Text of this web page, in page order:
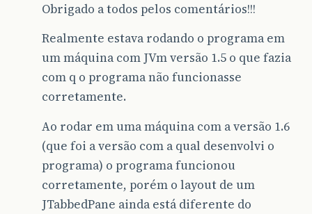
Obrigado a todos pelos comentários!!!
Realmente estava rodando o programa em
um máquina com JVm versão 1.5 o que fazia
com q o programa não funcionasse
corretamente.
Ao rodar em uma máquina com a versão 1.6
(que foi a versão com a qual desenvolvi o
programa) o programa funcionou
corretamente, porém o layout de um
JTabbedPane ainda está diferente do